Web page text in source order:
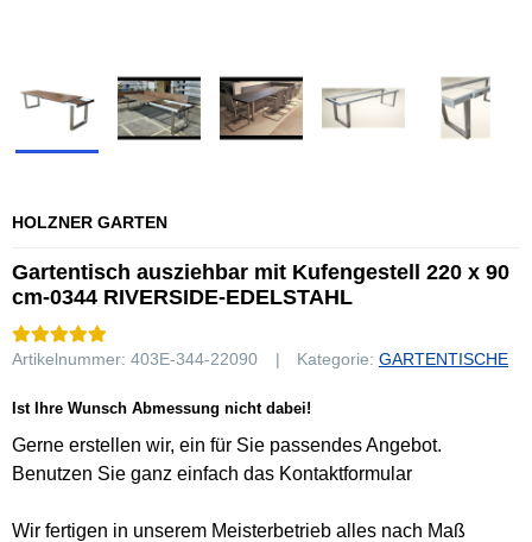
HOLZNER GARTEN
Gartentisch ausziehbar mit Kufengestell 220 x 90
cm-0344 RIVERSIDE-EDELSTAHL
Artikelnummer: 403E-344-22090 Kategorie: GARTENTISCHE
Ist Ihre Wunsch Abmessung nicht dabei!
Gerne erstellen wir, ein für Sie passendes Angebot.
Benutzen Sie ganz einfach das Kontaktformular
Wir fertigen in unserem Meisterbetrieb alles nach Maß